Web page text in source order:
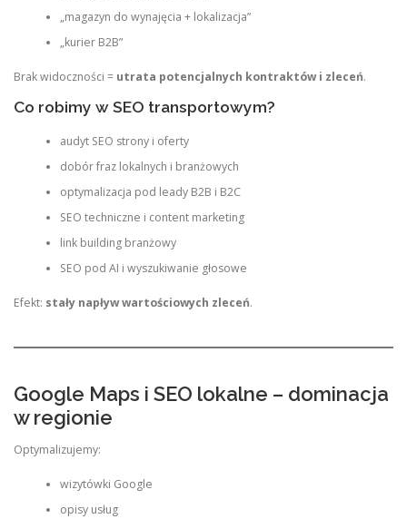
„magazyn do wynajęcia + lokalizacja”
„kurier B2B”
Brak widoczności = utrata potencjalnych kontraktów i zleceń.
Co robimy w SEO transportowym?
audyt SEO strony i oferty
dobór fraz lokalnych i branżowych
optymalizacja pod leady B2B i B2C
SEO techniczne i content marketing
link building branżowy
SEO pod AI i wyszukiwanie głosowe
Efekt: stały napływ wartościowych zleceń.
Google Maps i SEO lokalne – dominacja
w regionie
Optymalizujemy:
wizytówki Google
opisy usług